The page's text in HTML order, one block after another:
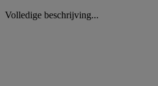
Volledige beschrijving...